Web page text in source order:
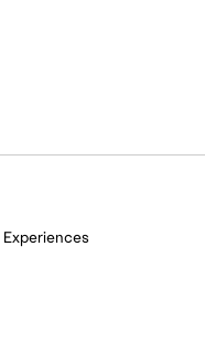
Experiences